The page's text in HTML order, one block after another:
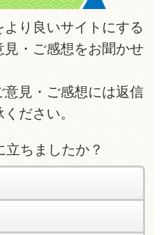
り良いサイトにする
・ご感想をお聞かせ
見・ご感想には返信
ださい。
ちましたか？